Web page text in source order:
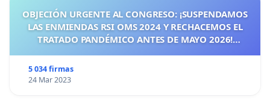
OBJECIÓN URGENTE AL CONGRESO: ¡SUSPENDAMOS
LAS ENMIENDAS RSI OMS 2024 Y RECHACEMOS EL
TRATADO PANDÉMICO ANTES DE MAYO 2026!
5 034 firmas
24 Mar 2023